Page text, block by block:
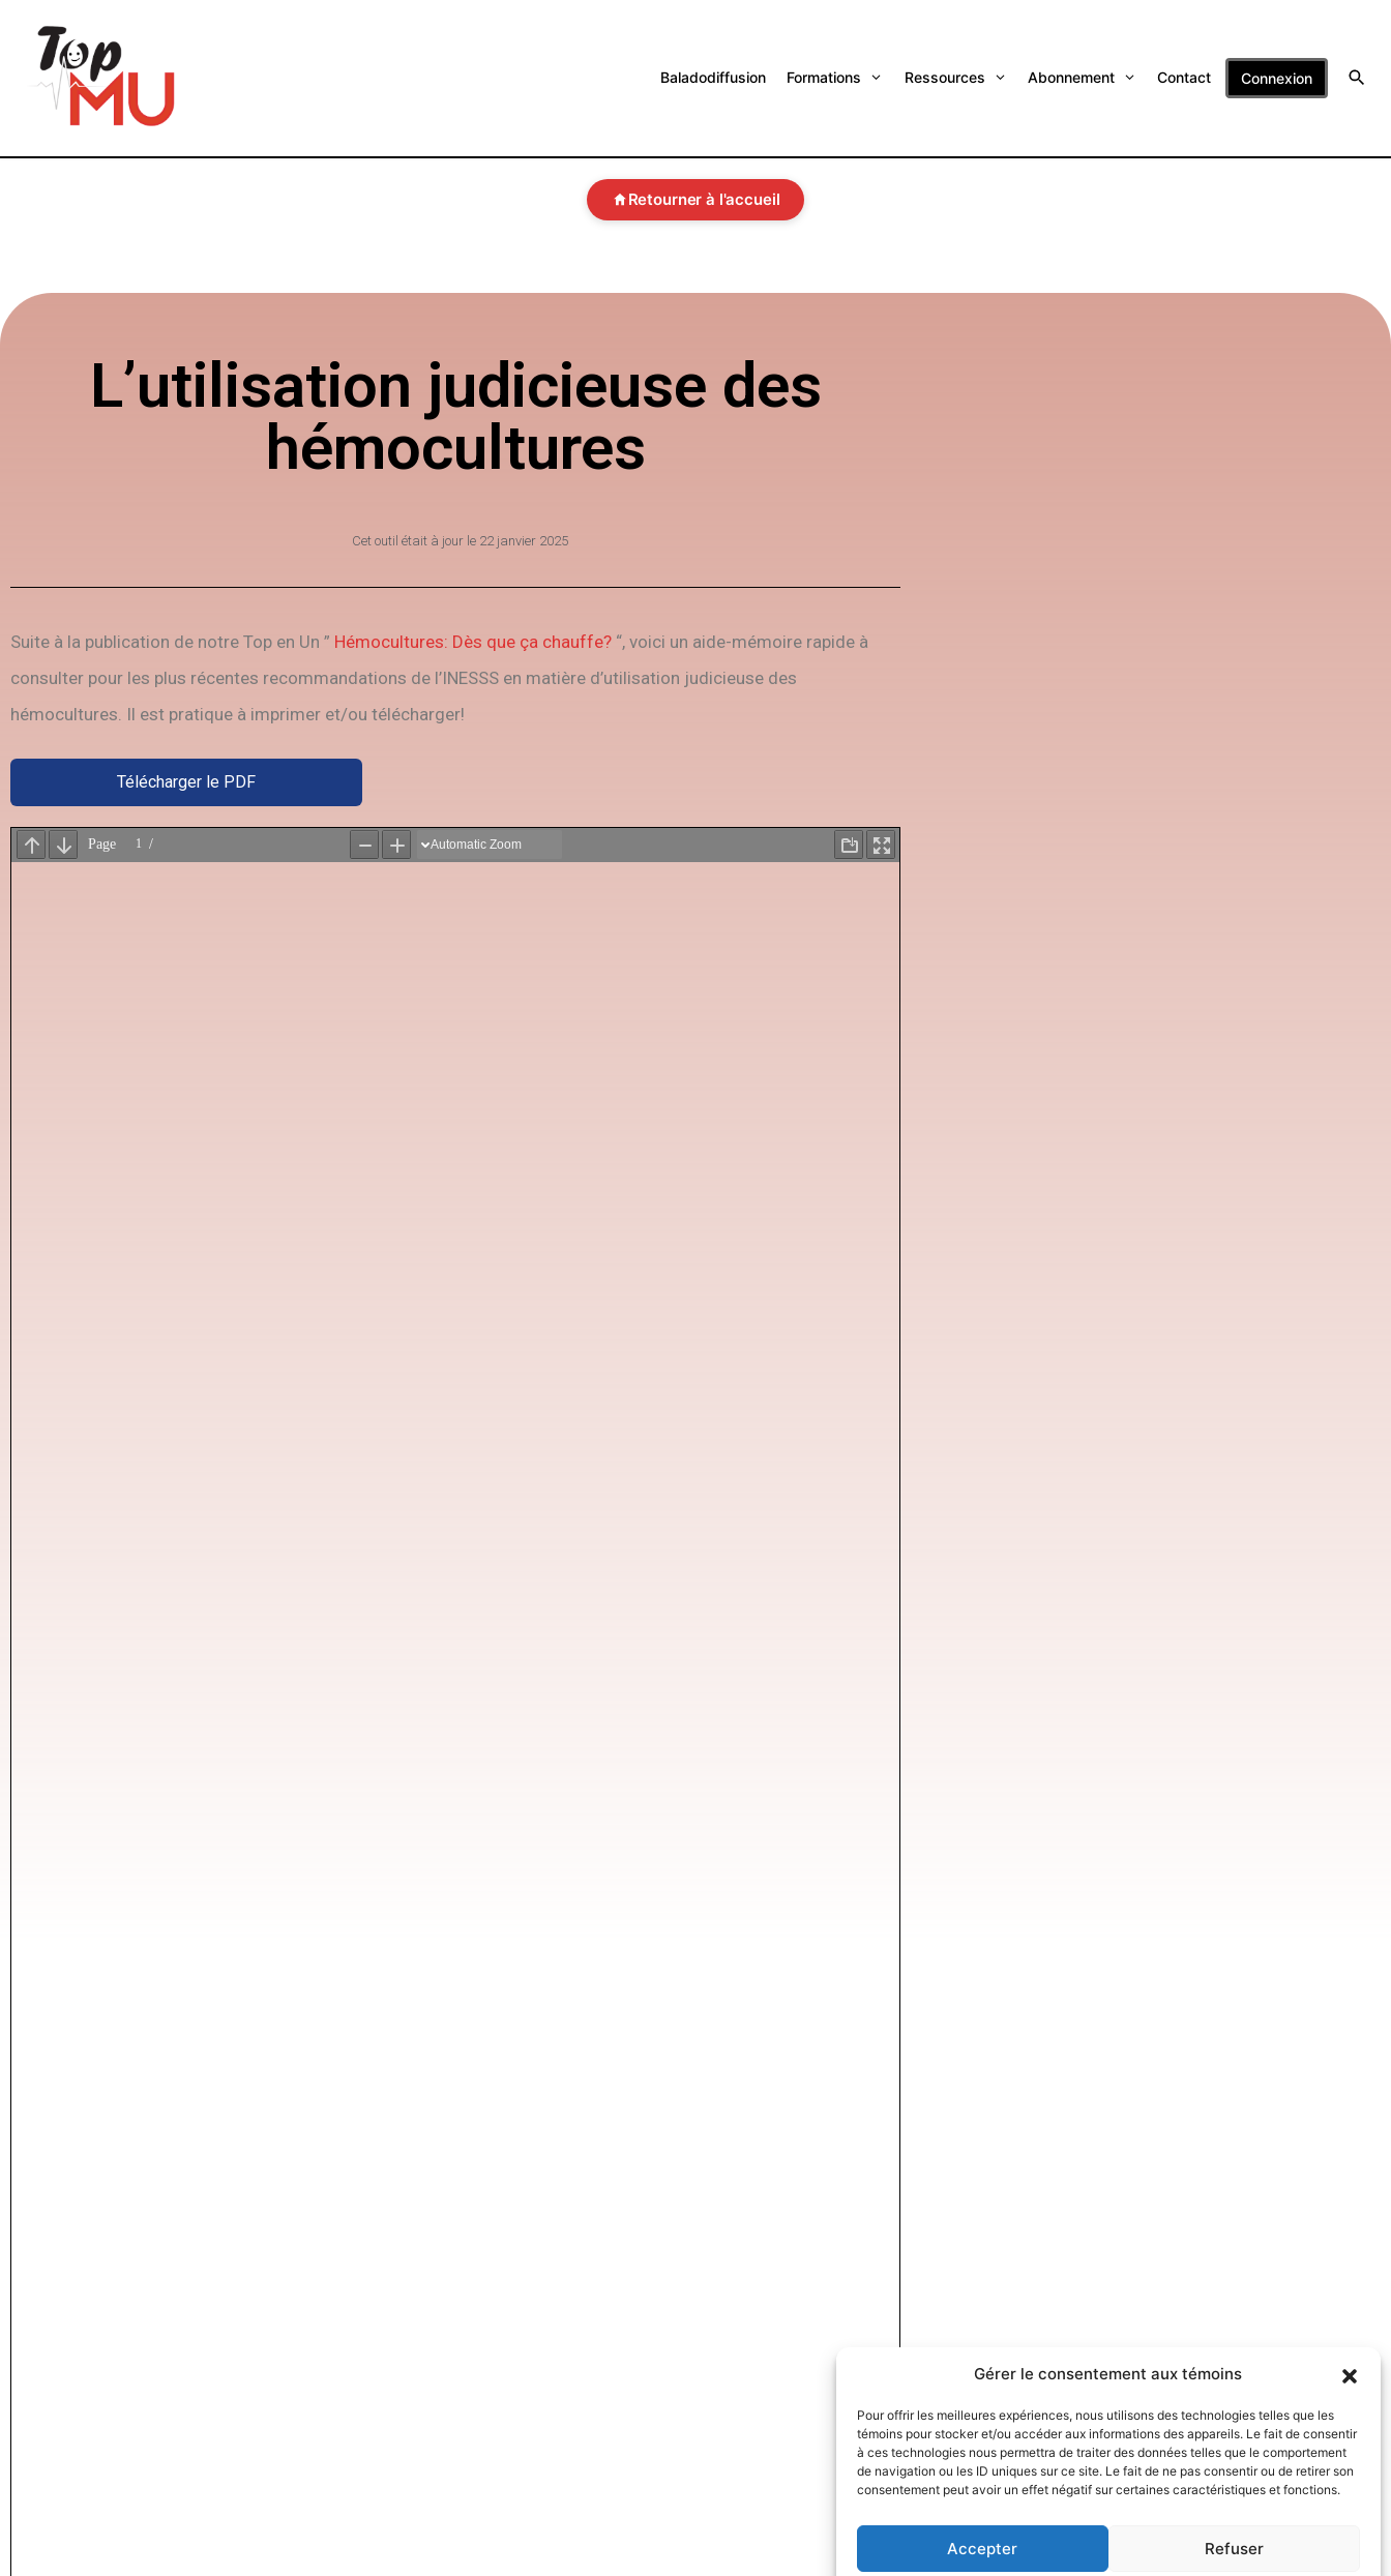
Gérer le consentement aux témoins
Pour offrir les meilleures expériences, nous utilisons des technologies telles que les
témoins pour stocker et/ou accéder aux informations des appareils. Le fait de consentir
à ces technologies nous permettra de traiter des données telles que le comportement
de navigation ou les ID uniques sur ce site. Le fait de ne pas consentir ou de retirer son
consentement peut avoir un effet négatif sur certaines caractéristiques et fonctions.
Accepter Refuser
Baladodiffusion Formations Ressources Abonnement Contact Connexion
Retourner à l'accueil
L’utilisation judicieuse des
hémocultures
Cet outil était à jour le 22 janvier 2025
Suite à la publication de notre Top en Un ” Hémocultures: Dès que ça chauffe? “, voici un aide-mémoire rapide à
consulter pour les plus récentes recommandations de l’INESSS en matière d’utilisation judicieuse des
hémocultures. Il est pratique à imprimer et/ou télécharger!
Télécharger le PDF